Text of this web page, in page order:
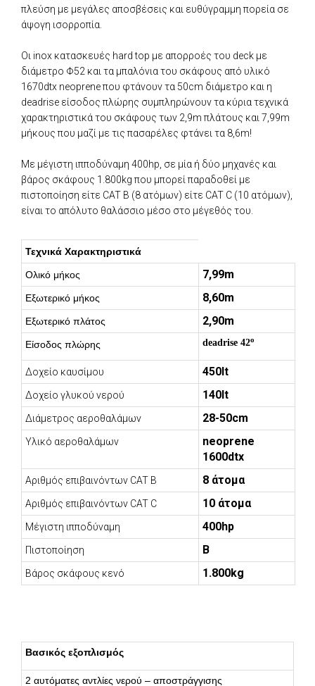
πλεύση με μεγάλες αποσβέσεις και ευθύγραμμη πορεία σε
άψογη ισορροπία.
Οι inox κατασκευές hard top με απορροές του deck με
διάμετρο Φ52 και τα μπαλόνια του σκάφους από υλικό
1670dtx neoprene που φτάνουν τα 50cm διάμετρο και η
deadrise είσοδος πλώρης συμπληρώνουν τα κύρια τεχνικά
χαρακτηριστικά του σκάφους των 2,9m πλάτους και 7,99m
μήκους που μαζί με τις πασαρέλες φτάνει τα 8,6m!
Με μέγιστη ιπποδύναμη 400hp, σε μία ή δύο μηχανές και
βάρος σκάφους 1.800kg που μπορεί παραδοθεί με
πιστοποίηση είτε CAT B (8 ατόμων) είτε CAT C (10 ατόμων),
είναι το απόλυτο θαλάσσιο μέσο στο μέγεθός του.
Τεχνικά Χαρακτηριστικά
Ολικό μήκος 7,99m
Εξωτερικό μήκος 8,60m
Εξωτερικό πλάτος 2,90m
Είσοδος πλώρης deadrise 42ο
Δοχείο καυσίμου 450lt
Δοχείο γλυκού νερού 140lt
Διάμετρος αεροθαλάμων 28-50cm
Υλικό αεροθαλάμων
neoprene
1600dtx
Αριθμός επιβαινόντων CAT B 8 άτομα
Αριθμός επιβαινόντων CAT C 10 άτομα
Μέγιστη ιπποδύναμη 400hp
Πιστοποίηση B
Βάρος σκάφους κενό 1.800kg
Βασικός εξοπλισμός
2 αυτόματες αντλίες νερού – αποστράγγισης